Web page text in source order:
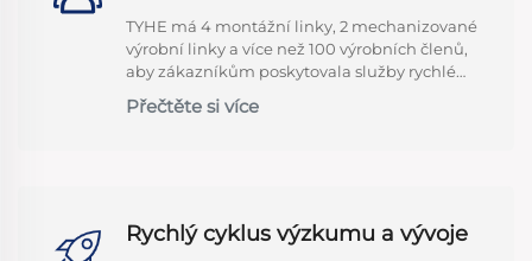
TYHE má 4 montážní linky, 2 mechanizované
výrobní linky a více než 100 výrobních členů,
aby zákazníkům poskytovala služby rychlé
Přečtěte si více
Rychlý cyklus výzkumu a vývoje